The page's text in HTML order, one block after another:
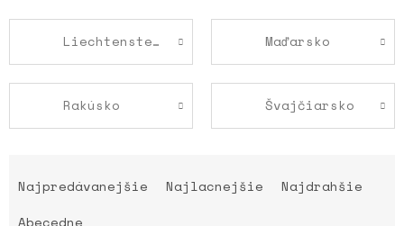
Liechtenstein Maďarsko
Rakúsko Švajčiarsko
aNajpredávanejšie Najlacnejšie
Najdrahšie
Abecedne